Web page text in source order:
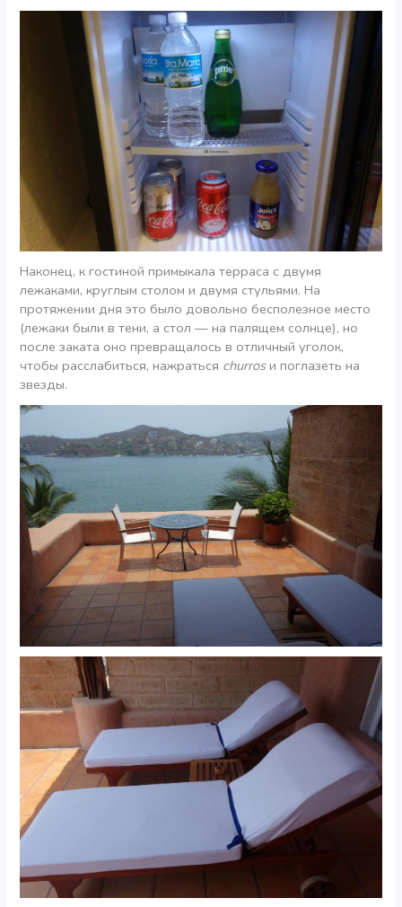
Наконец, к гостиной примыкала терраса с двумя
лежаками, круглым столом и двумя стульями. На
протяжении дня это было довольно бесполезное место
(лежаки были в тени, а стол — на палящем солнце), но
после заката оно превращалось в отличный уголок,
чтобы расслабиться, нажраться churrosи поглазеть на
звезды.